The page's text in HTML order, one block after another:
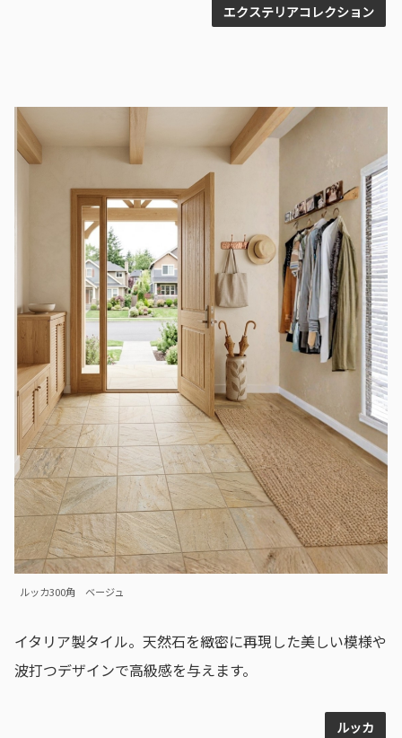
エクステリアコレクション
ルッカ300角 ベージュ
イタリア製タイル。天然石を緻密に再現した美しい模様や
波打つデザインで高級感を与えます。
ルッカ